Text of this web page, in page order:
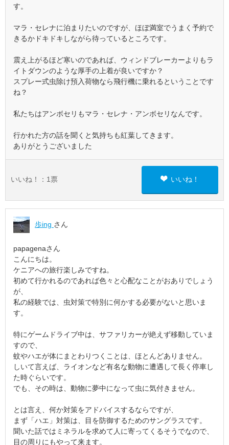
す。
マラ・セレナに泊まりたいのですが、ほぼ満室でうまく予約で
きるかドキドキしながら待っているところです。
震え上がるほど寒いのであれば、ウィンドブレーカーよりもラ
イトダウンのような厚手の上着が良いですか？
スプレー式虫除け預入荷物なら飛行機に乗れるということです
ね？
私たちはアンボセリもマラ・セレナ・アンボセリなんです。
行かれた方の話を聞くと気持ちも紅葉してきます。
ありがとうございました
いいね！： 1 票 いいね！
歩ing さん
papagenaさん
こんにちは。
ケニアへの旅行楽しみですね。
初めて行かれるのであれば色々と心配なことがおありでしょう
が、
私の経験では、虫対策で特別に何かする必要がないと思いま
す。
特にゲームドライブ中は、サファリカーが絶えず移動していま
すので、
蚊やハエが体にまとわりつくことは、ほとんどありません。
しいて言えば、ライオンなど有名な動物に遭遇して長く停車し
た時ぐらいです。
でも、その時は、動物に夢中になって虫に気付きません。
とは言え、何か対策をアドバイスするならですが、
まず「ハエ」対策は、目を防御するためのサングラスです。
聞いた話ではミネラルを求めて人に寄ってくるそうでなので、
目の周りにもやって来ます。